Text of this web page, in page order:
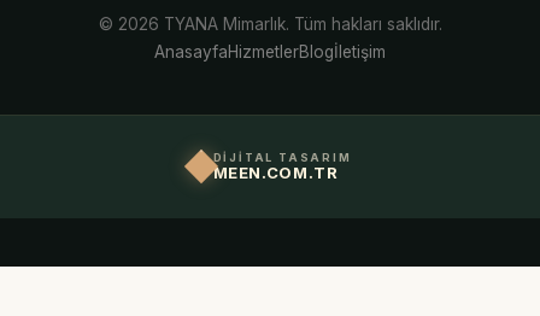
© 2026 TYANA Mimarlık. Tüm hakları saklıdır.
AnasayfaHizmetlerBlogİletişim
DİJİTAL TASARIM
MEEN.COM.TR